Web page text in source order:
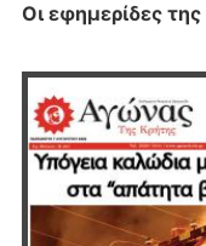
Οι εφημερίδες